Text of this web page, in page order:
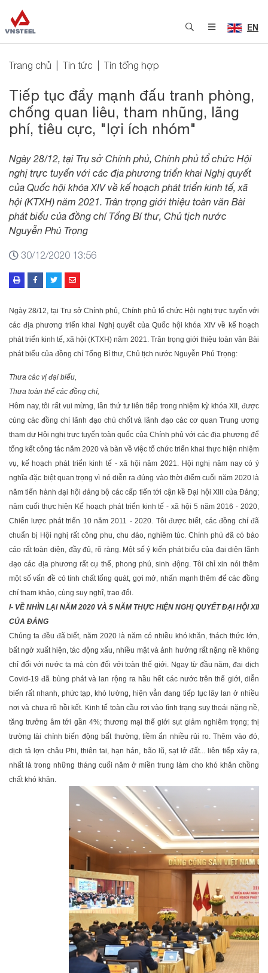
EN
Trang chủ Tin tức Tin tổng hợp
Tiếp tục đẩy mạnh đấu tranh phòng,
chống quan liêu, tham nhũng, lãng
phí, tiêu cực, "lợi ích nhóm"
Ngày 28/12, tại Trụ sở Chính phủ, Chính phủ tổ chức Hội
nghị trực tuyến với các địa phương triển khai Nghị quyết
của Quốc hội khóa XIV về kế hoạch phát triển kinh tế, xã
hội (KTXH) năm 2021. Trân trọng giới thiệu toàn văn Bài
phát biểu của đồng chí Tổng Bí thư, Chủ tịch nước
Nguyễn Phú Trọng
30/12/2020 13:56
Ngày 28/12, tại Trụ sở Chính phủ, Chính phủ tổ chức Hội nghị trực tuyến với
các địa phương triển khai Nghị quyết của Quốc hội khóa XIV về kế hoạch
phát triển kinh tế, xã hội (KTXH) năm 2021. Trân trọng giới thiệu toàn văn Bài
phát biểu của đồng chí Tổng Bí thư, Chủ tịch nước Nguyễn Phú Trọng:
Thưa các vị đại biểu,
Thưa toàn thể các đồng chí,
Hôm nay, tôi rất vui mừng, lần thứ tư liên tiếp trong nhiệm kỳ khóa XII, được
cùng các đồng chí lãnh đạo chủ chốt và lãnh đạo các cơ quan Trung ương
tham dự Hội nghị trực tuyến toàn quốc của Chính phủ với các địa phương để
tổng kết công tác năm 2020 và bàn về việc tổ chức triển khai thực hiện nhiệm
vụ, kế hoạch phát triển kinh tế - xã hội năm 2021. Hội nghị năm nay có ý
nghĩa đặc biệt quan trọng vì nó diễn ra đúng vào thời điểm cuối năm 2020 là
năm tiến hành đại hội đảng bộ các cấp tiến tới cận kề Ðại hội XIII của Ðảng;
năm cuối thực hiện Kế hoạch phát triển kinh tế - xã hội 5 năm 2016 - 2020,
Chiến lược phát triển 10 năm 2011 - 2020. Tôi được biết, các đồng chí đã
chuẩn bị Hội nghị rất công phu, chu đáo, nghiêm túc. Chính phủ đã có báo
cáo rất toàn diện, đầy đủ, rõ ràng. Một số ý kiến phát biểu của đại diện lãnh
đạo các địa phương rất cụ thể, phong phú, sinh động. Tôi chỉ xin nói thêm
một số vấn đề có tính chất tổng quát, gợi mở, nhấn mạnh thêm để các đồng
chí tham khảo, cùng suy nghĩ, trao đổi.
I- VỀ NHÌN LẠI NĂM 2020 VÀ 5 NĂM THỰC HIỆN NGHỊ QUYẾT ÐẠI HỘI XII
CỦA ÐẢNG
Chúng ta đều đã biết, năm 2020 là năm có nhiều khó khăn, thách thức lớn,
bất ngờ xuất hiện, tác động xấu, nhiều mặt và ảnh hưởng rất nặng nề không
chỉ đối với nước ta mà còn đối với toàn thế giới. Ngay từ đầu năm, đại dịch
Covid-19 đã bùng phát và lan rộng ra hầu hết các nước trên thế giới, diễn
biến rất nhanh, phức tạp, khó lường, hiện vẫn đang tiếp tục lây lan ở nhiều
nơi và chưa rõ hồi kết. Kinh tế toàn cầu rơi vào tình trạng suy thoái nặng nề,
tăng trưởng âm tới gần 4%; thương mại thế giới sụt giảm nghiêm trọng; thị
trường tài chính biến động bất thường, tiềm ẩn nhiều rủi ro. Thêm vào đó,
dịch tả lợn châu Phi, thiên tai, hạn hán, bão lũ, sạt lở đất... liên tiếp xảy ra,
nhất là trong những tháng cuối năm ở miền trung làm cho khó khăn chồng
chất khó khăn.